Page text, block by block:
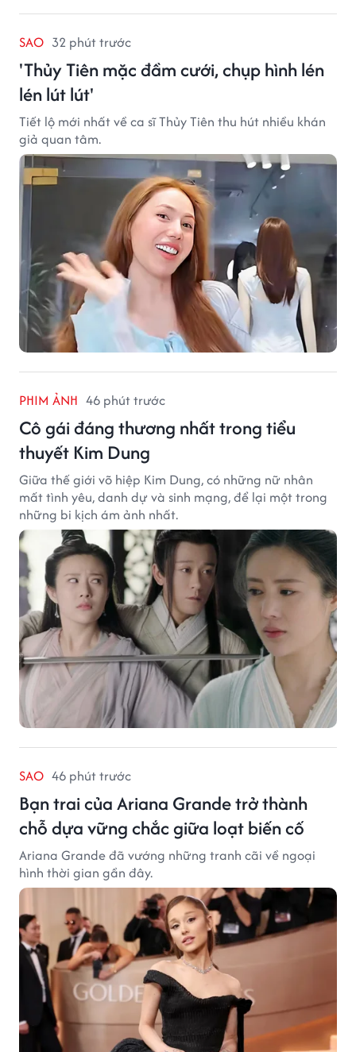
SAO 32 phút trước
'Thủy Tiên mặc đầm cưới, chụp hình lén
lén lút lút'
Tiết lộ mới nhất về ca sĩ Thủy Tiên thu hút nhiều khán
giả quan tâm.
PHIM ẢNH 46 phút trước
Cô gái đáng thương nhất trong tiểu
thuyết Kim Dung
Giữa thế giới võ hiệp Kim Dung, có những nữ nhân
mất tình yêu, danh dự và sinh mạng, để lại một trong
những bi kịch ám ảnh nhất.
SAO 46 phút trước
Bạn trai của Ariana Grande trở thành
chỗ dựa vững chắc giữa loạt biến cố
Ariana Grande đã vướng những tranh cãi về ngoại
hình thời gian gần đây.